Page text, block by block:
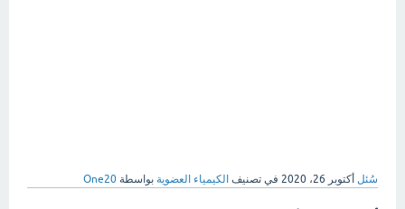
سُئل أكتوبر 26، 2020 في تصنيف الكيمياء العضوية بواسطة One20